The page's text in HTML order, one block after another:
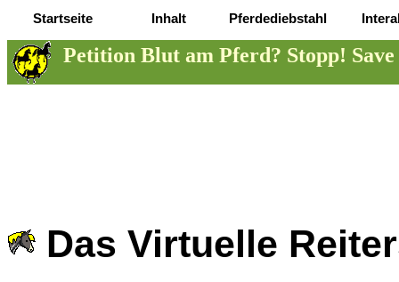
Startseite Inhalt Pferdediebstahl
Petition Blut am Pferd? Stopp!
Das Virtuelle